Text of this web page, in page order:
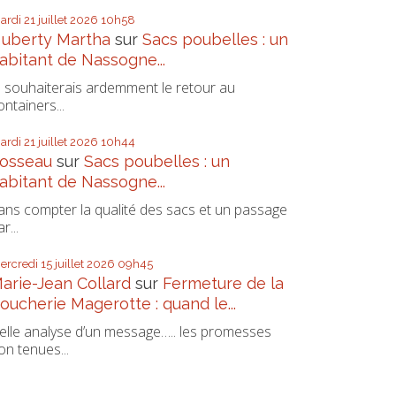
21 juillet 2026 10h58
Martha surSacs poubelles : un
de Nassogne...
souhaiterais ardemment le retour au
21 juillet 2026 10h44
surSacs poubelles : un
de Nassogne...
compter la qualité des sacs et un passage
15 juillet 2026 09h45
Jean Collard sur Fermeture de la
Magerotte : quand le...
analyse d’un message….. les promesses
tenues...